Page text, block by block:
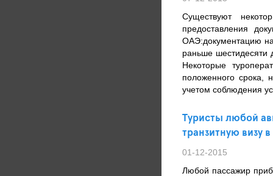
Существуют
предоставления
ОАЭ:документацию
раньше шестидесяти
Некоторые
положенного срока,
учетом соблюдения
Туристы любой
транзитную визу
01-12-2015
Любой пассажир